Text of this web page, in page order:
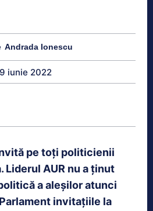
Andrada Ionescu
iunie 2022
pe toți politicienii
Liderul AUR nu a ținut
a aleșilor atunci
invitațiile la